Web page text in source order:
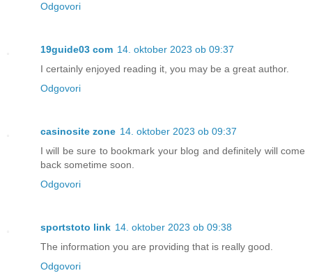
Odgovori
19guide03 com 14. oktober 2023 ob 09:37
I certainly enjoyed reading it, you may be a great author.
Odgovori
casinosite zone 14. oktober 2023 ob 09:37
I will be sure to bookmark your blog and definitely will come
back sometime soon.
Odgovori
sportstoto link 14. oktober 2023 ob 09:38
The information you are providing that is really good.
Odgovori